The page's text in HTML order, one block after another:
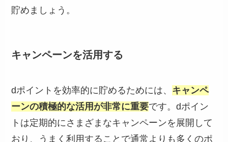
貯めましょう。
キャンペーンを活用する
dポイントを効率的に貯めるためには、 キャンペ
ーンの積極的な活用が非常に重要です。dポイン
トは定期的にさまざまなキャンペーンを展開して
おり、うまく利用することで通常よりも多くのポ